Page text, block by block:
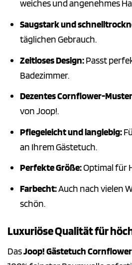
weiches und angenehmes
Saugstark und
täglichen Gebrauch.
Zeitloses Design:Passt
Badezimmer.
Dezentes Cornflower-
von Joop!.
Pflegeleicht und langlebig:
an Ihrem Gästetuch.
Perfekte Größe:Optimal für
Farbecht:Auch nach vielen
schön.
Luxuriöse Qualität für
DasJoop! Gästetuch